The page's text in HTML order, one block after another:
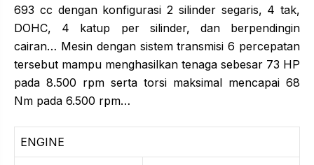
693 cc dengan konfigurasi 2 silinder segaris, 4 tak,
DOHC, 4 katup per silinder, dan berpendingin
cairan… Mesin dengan sistem transmisi 6 percepatan
tersebut mampu menghasilkan tenaga sebesar 73 HP
pada 8.500 rpm serta torsi maksimal mencapai 68
Nm pada 6.500 rpm…
ENGINE